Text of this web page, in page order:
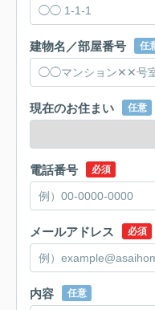
建物名／部屋番号 任
現在のお住まい 任意
電話番号 必須
メールアドレス 必須
内容 任意